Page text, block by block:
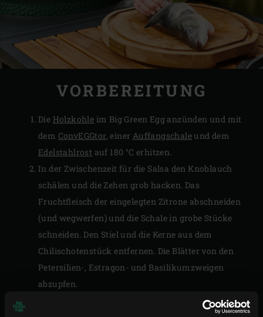
VORBEREITUNG
Die Holzkohle im Big Green Egg anzünden und mit
dem ConvEGGtor, einer Auffangschale und dem
Edelstahlrost auf 180 °C erhitzen.
In der Zwischenzeit für die Salsa den Knoblauch
schälen und die Zehen grob hacken. Das
Fruchtfleisch der eingelegten Zitrone abschneiden
(und wegwerfen) und die Schale in grobe Stücke
schneiden. Den Stiel und die Kerne aus dem
Chilischotenstück entfernen. Die Blätter von den
Petersilien-, Estragon- und Basilikumzweigen
abzupfen.
Alle Zutaten für die Salsa in den Zerkleinerer eines